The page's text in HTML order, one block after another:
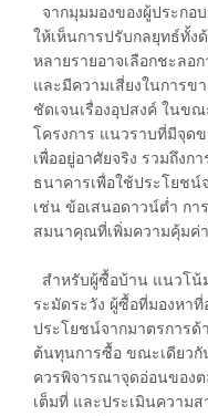
จากมุมมองของผู้ประกอ
ให้เห็นการปรับกลยุทธ์ทั้
หลายรายอาจเลือกชะลอ
และมีความเสี่ยงในการข
ชัดเจนเรื่องอุปสงค์ ในข
โครงการ แนวราบที่มีจุด
เพื่ออยู่อาศัยจริง รวมถึงก
ธนาคารเพื่อใช้ประโยชน์
เช่น ข้อเสนอดาวน์ต่ำ ก
สมนาคุณที่เพิ่มความคุ้มค่
สำหรับผู้ซื้อบ้าน แนวโน้
ระมัดระวัง ผู้ซื้อที่มองหาที่
ประโยชน์จากมาตรการ
ต้นทุนการซื้อ ขณะเดียวกั
ควรพิจารณาจุดอ่อนของ
เต็มที่ และประเมินความ